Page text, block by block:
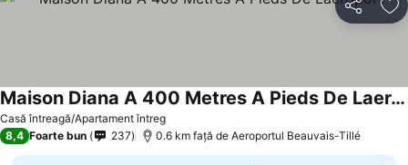
Distribuiți
Casă întreagă/Apartament întreg
Maison Diana A 400 Metres A Pieds De Laeroport
8,4 Foarte bun 237 0.6 km faţă de Aeroportul Beauvais-Tillé